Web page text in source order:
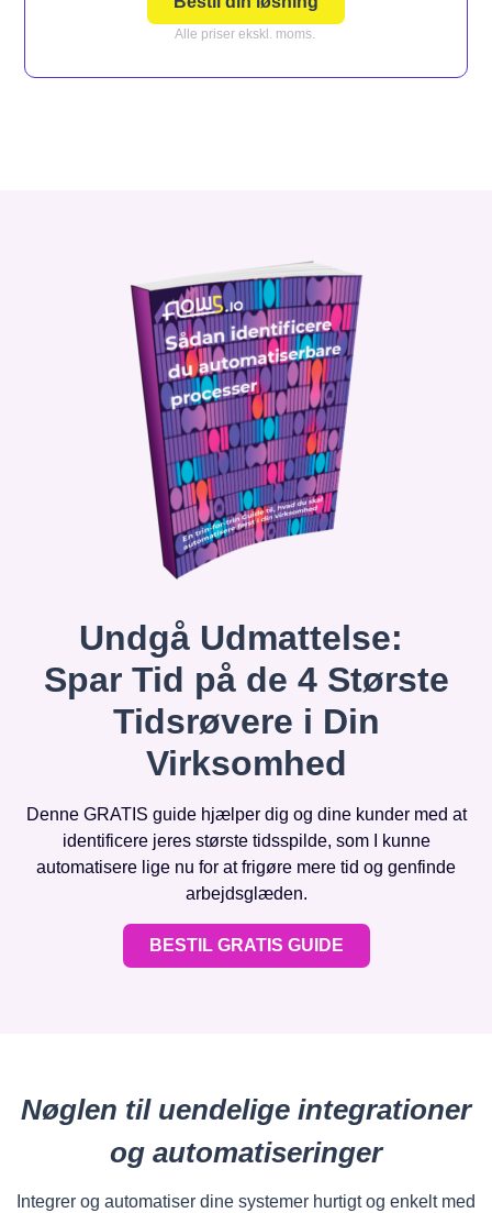
Alle priser ekskl. moms.
Undgå Udmattelse:
Spar Tid på de 4 Største
Tidsrøvere i Din
Virksomhed
Denne GRATIS guide hjælper dig og dine kunder med at
identificere jeres største tidsspilde, som I kunne
automatisere lige nu for at frigøre mere tid og genfinde
arbejdsglæden.
BESTIL GRATIS GUIDE
Nøglen til uendelige integrationer
og automatiseringer
Integrer og automatiser dine systemer hurtigt og enkelt med